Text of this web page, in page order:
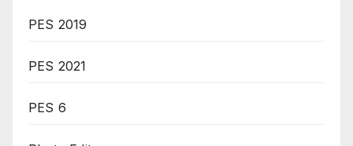
PES 2019
PES 2021
PES 6